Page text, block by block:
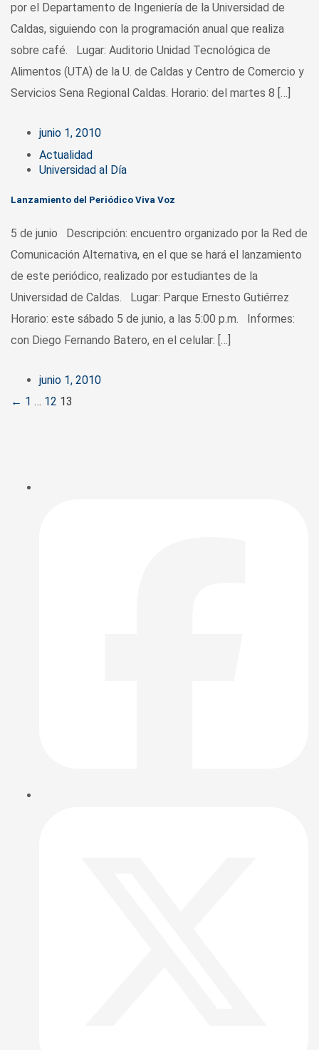
por el Departamento de Ingeniería de la Universidad de
Caldas, siguiendo con la programación anual que realiza
sobre café. Lugar: Auditorio Unidad Tecnológica de
Alimentos (UTA) de la U. de Caldas y Centro de Comercio y
Servicios Sena Regional Caldas. Horario: del martes 8 […]
junio 1, 2010
Actualidad
Universidad al Día
Lanzamiento del Periódico Viva Voz
5 de junio Descripción: encuentro organizado por la Red de
Comunicación Alternativa, en el que se hará el lanzamiento
de este periódico, realizado por estudiantes de la
Universidad de Caldas. Lugar: Parque Ernesto Gutiérrez
Horario: este sábado 5 de junio, a las 5:00 p.m. Informes:
con Diego Fernando Batero, en el celular: […]
junio 1, 2010
Posts
← 1 … 12 13